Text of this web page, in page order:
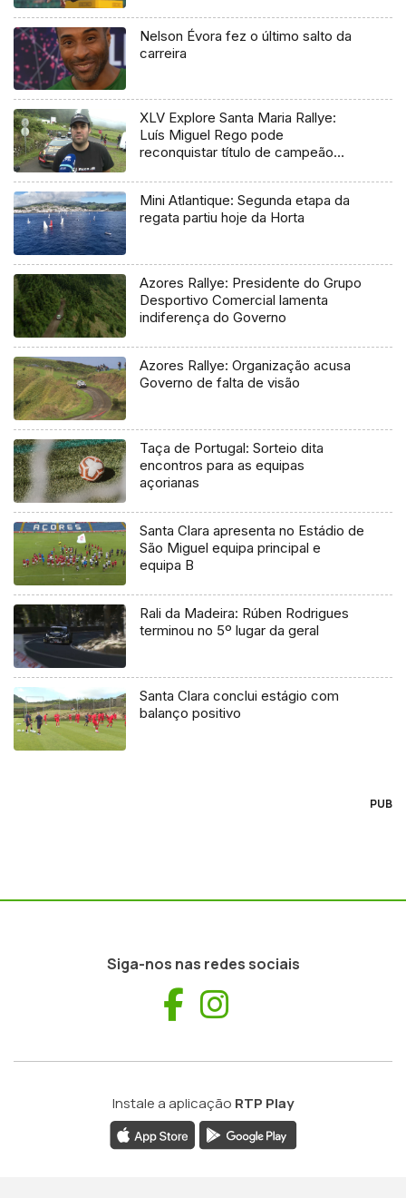
Nelson Évora fez o último salto da
carreira
XLV Explore Santa Maria Rallye:
Luís Miguel Rego pode
reconquistar título de campeão
Mini Atlantique: Segunda etapa da
regata partiu hoje da Horta
Azores Rallye: Presidente do Grupo
Desportivo Comercial lamenta
indiferença do Governo
Azores Rallye: Organização acusa
Governo de falta de visão
Taça de Portugal: Sorteio dita
encontros para as equipas
açorianas
Santa Clara apresenta no Estádio de
São Miguel equipa principal e
equipa B
Rali da Madeira: Rúben Rodrigues
terminou no 5º lugar da geral
Santa Clara conclui estágio com
balanço positivo
PUB
Siga-nos nas redes sociais
Facebook
Instale a aplicação RTP Play